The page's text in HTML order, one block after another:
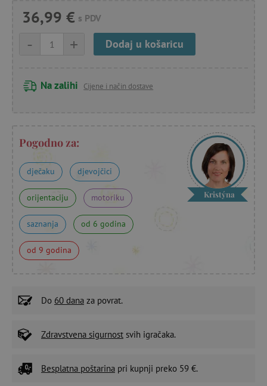
36,99 € s PDV
+
- Dodaj u košaricu
Na zalihi Cijene i način dostave
Pogodno za:
dječaku djevojčici
orijentaciju motoriku
saznanja od 6 godina
od 9 godina
Kristýna
Do 60 dana za povrat.
Zdravstvena sigurnost svih igračaka.
Besplatna poštarina pri kupnji preko 59 €.